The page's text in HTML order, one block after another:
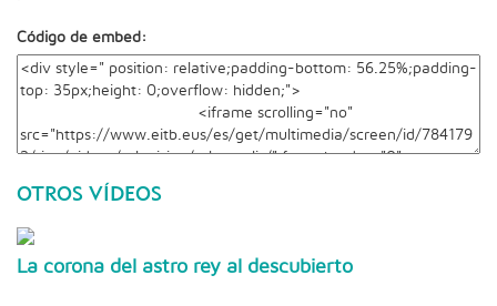
Código de embed:
OTROS VÍDEOS
La corona del astro rey al descubierto